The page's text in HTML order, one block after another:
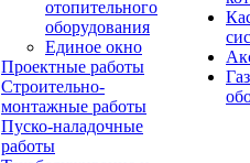
отопительного
оборудования
Единое окно
Проектные работы
Строительно-
монтажные работы
Пуско-наладочные
работы